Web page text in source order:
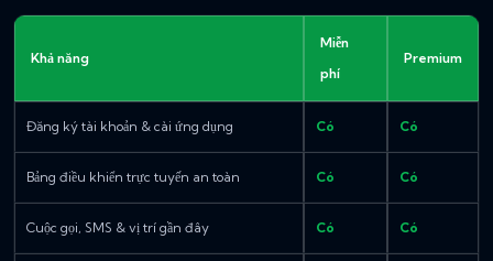
Khả năng
Miễn
phí
Premium
Đăng ký tài khoản & cài ứng dụng Có Có
Bảng điều khiển trực tuyến an toàn Có Có
Cuộc gọi, SMS & vị trí gần đây Có Có